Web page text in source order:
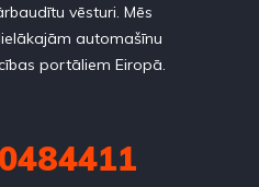
vēsturi. Mēs
automašīnu
portāliem Eiropā.